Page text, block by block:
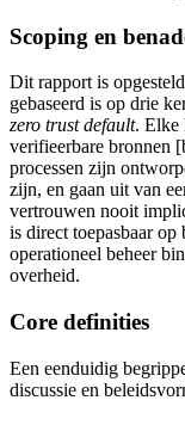
Scoping en
Dit rapport is
gebaseerd is op drie
zero trust default. Elke
verifieerbare bronnen
processen zijn
zijn, en gaan uit van
vertrouwen nooit
is direct toepasbaar
operationeel beheer
overheid.
Core definities
Een eenduidig
discussie en